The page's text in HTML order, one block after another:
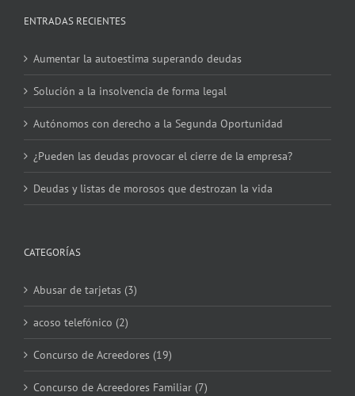
ENTRADAS RECIENTES
Aumentar la autoestima superando deudas
Solución a la insolvencia de forma legal
Autónomos con derecho a la Segunda Oportunidad
¿Pueden las deudas provocar el cierre de la empresa?
Deudas y listas de morosos que destrozan la vida
CATEGORÍAS
Abusar de tarjetas (3)
acoso telefónico (2)
Concurso de Acreedores (19)
Concurso de Acreedores Familiar (7)